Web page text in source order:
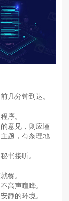
分钟到达。
序。
意见，则应谨
题，有条理地
书接听。
餐。
高声喧哗。
静的环境。